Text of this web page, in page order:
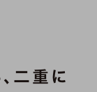
二重に